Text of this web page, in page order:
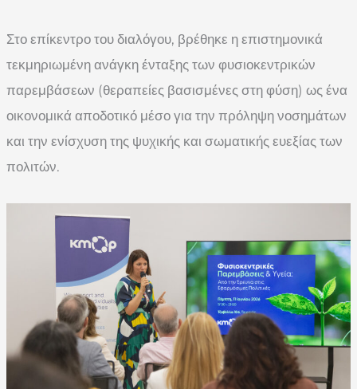
Στο επίκεντρο του διαλόγου, βρέθηκε η επιστημονικά
τεκμηριωμένη ανάγκη ένταξης των φυσιοκεντρικών
παρεμβάσεων (θεραπείες βασισμένες στη φύση) ως ένα
οικονομικά αποδοτικό μέσο για την πρόληψη νοσημάτων
και την ενίσχυση της ψυχικής και σωματικής ευεξίας των
πολιτών.